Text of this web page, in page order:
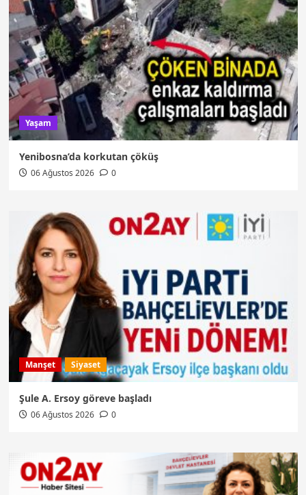
Yaşam
Yenibosna’da korkutan çöküş
06 Ağustos 2026 0
Manşet Siyaset
Şule A. Ersoy göreve başladı
06 Ağustos 2026 0